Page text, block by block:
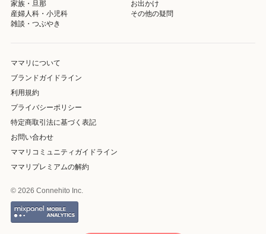
家族・旦那
お出かけ
産婦人科・小児科
その他の疑問
雑談・つぶやき
ママリについて
ブランドガイドライン
利用規約
プライバシーポリシー
特定商取引法に基づく表記
お問い合わせ
ママリコミュニティガイドライン
ママリプレミアムの解約
© 2026 Connehito Inc.